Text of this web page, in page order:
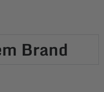
Brand​